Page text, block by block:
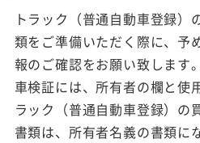
トラック（普通自動車登録）
類をご準備いただく際に、予
報のご確認をお願い致します。
車検証には、所有者の欄と使
ラック（普通自動車登録）の
書類は、所有者名義の書類に